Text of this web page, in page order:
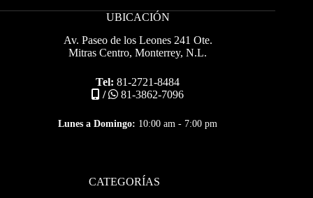
UBICACIÓN
Av. Paseo de los Leones 241 Ote.
Mitras Centro, Monterrey, N.L.
Tel: 81-2721-8484
/
81-3862-7096
Lunes a Domingo: 10:00 am - 7:00 pm
CATEGORÍAS